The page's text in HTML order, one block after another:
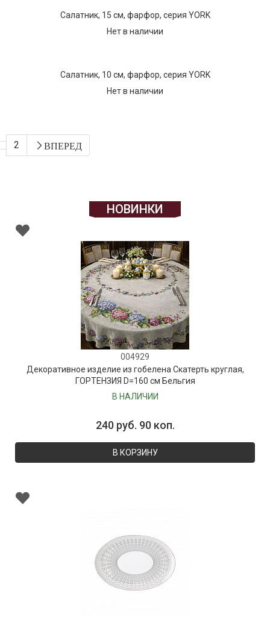
Салатник, 15 см, фарфор, серия YORK
Нет в наличии
Салатник, 10 см, фарфор, серия YORK
Нет в наличии
2 ВПЕРЕД
НОВИНКИ
004929
Декоративное изделие из гобелена Скатерть круглая,
ГОРТЕНЗИЯ D=160 см Бельгия
В НАЛИЧИИ
240 руб. 90 коп.
В КОРЗИНУ